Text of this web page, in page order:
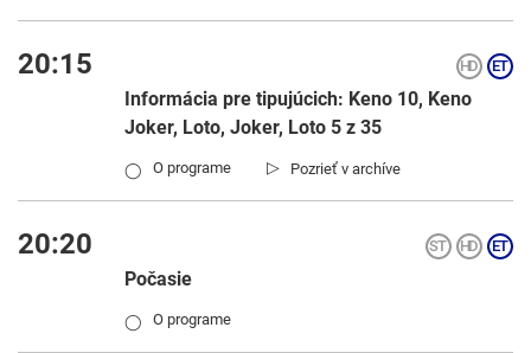
20:15
Informácia pre tipujúcich: Keno 10, Keno
Joker, Loto, Joker, Loto 5 z 35
▷ Pozrieť v archíve
◯ O programe
20:20
Počasie
◯ O programe